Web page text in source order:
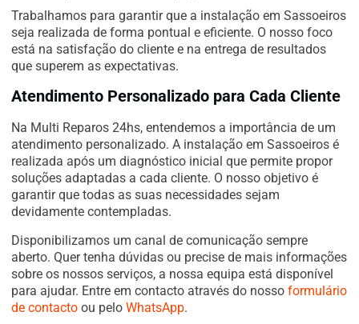
Trabalhamos para garantir que a instalação em Sassoeiros
seja realizada de forma pontual e eficiente. O nosso foco
está na satisfação do cliente e na entrega de resultados
que superem as expectativas.
Atendimento Personalizado para Cada Cliente
Na Multi Reparos 24hs, entendemos a importância de um
atendimento personalizado. A instalação em Sassoeiros é
realizada após um diagnóstico inicial que permite propor
soluções adaptadas a cada cliente. O nosso objetivo é
garantir que todas as suas necessidades sejam
devidamente contempladas.
Disponibilizamos um canal de comunicação sempre
aberto. Quer tenha dúvidas ou precise de mais informações
sobre os nossos serviços, a nossa equipa está disponível
para ajudar. Entre em contacto através do nosso formulário
de contacto ou pelo WhatsApp.